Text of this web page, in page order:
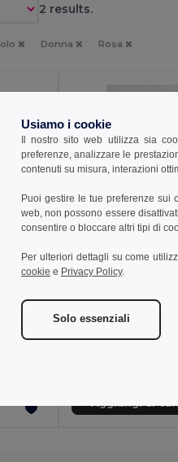
2 results.
Donna Rosa
-18% 12,35 € 18,27 €
TH Clothes 30145
Usiamo i cookie
Il nostro sito web utilizza sia
preferenze, analizzare le
contenuti su misura, interazioni
Puoi gestire le tue preferenze sui
web, non possono essere
consentire o bloccare altri tipi di
Per ulteriori dettagli su come
cookie e Privacy Policy.
Solo essenziali